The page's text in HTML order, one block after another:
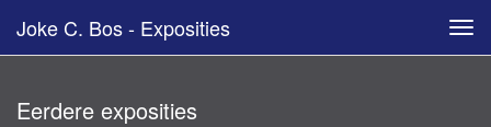
Joke C. Bos - Exposities
Eerdere exposities